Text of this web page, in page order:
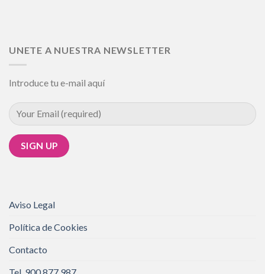
UNETE A NUESTRA NEWSLETTER
Introduce tu e-mail aquí
Aviso Legal
Política de Cookies
Contacto
Tel. 900 877 987